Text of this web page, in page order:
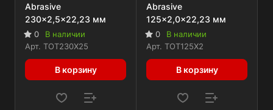
Abrasive
230x2,5x22,23 мм
0
В наличии
Арт. TOT230X25
В корзину
Abrasive
125x2,0x22,23 мм
0
В наличии
Арт. TOT125X2
В корзину